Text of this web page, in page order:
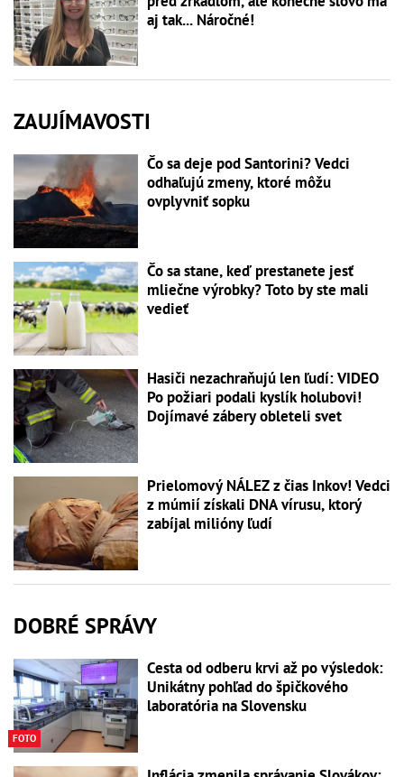
aj tak... Náročné!
ZAUJÍMAVOSTI
Čo sa deje pod Santorini? Vedci
odhaľujú zmeny, ktoré môžu
ovplyvniť sopku
Čo sa stane, keď prestanete jesť
mliečne výrobky? Toto by ste mali
vedieť
Hasiči nezachraňujú len ľudí: VIDEO
Po požiari podali kyslík holubovi!
Dojímavé zábery obleteli svet
Prielomový NÁLEZ z čias Inkov! Vedci
z múmií získali DNA vírusu, ktorý
zabíjal milióny ľudí
DOBRÉ SPRÁVY
FOTO
Cesta od odberu krvi až po výsledok:
Unikátny pohľad do špičkového
laboratória na Slovensku